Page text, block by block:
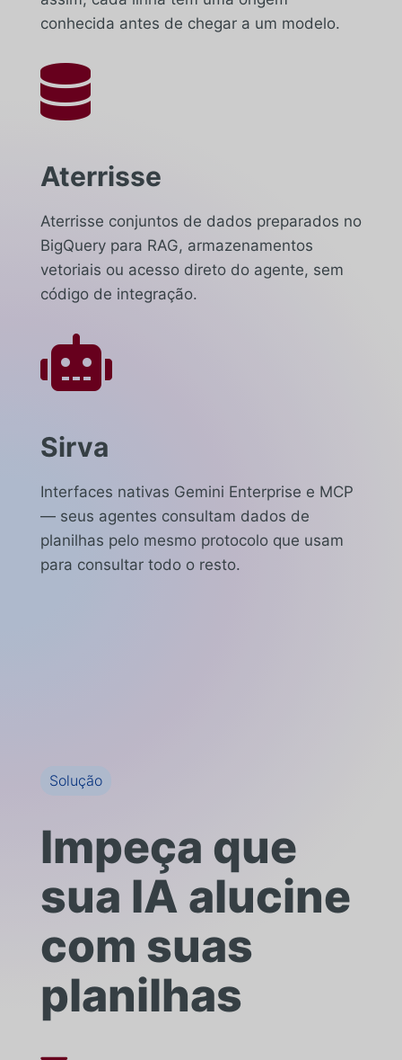
conhecida antes de chegar a um modelo.

Aterrisse
Aterrisse conjuntos de dados preparados no
BigQuery para RAG, armazenamentos
vetoriais ou acesso direto do agente, sem
código de integração.

Sirva
Interfaces nativas Gemini Enterprise e MCP
— seus agentes consultam dados de
planilhas pelo mesmo protocolo que usam
para consultar todo o resto.
Solução
Impeça que
sua IA alucine
com suas
planilhas